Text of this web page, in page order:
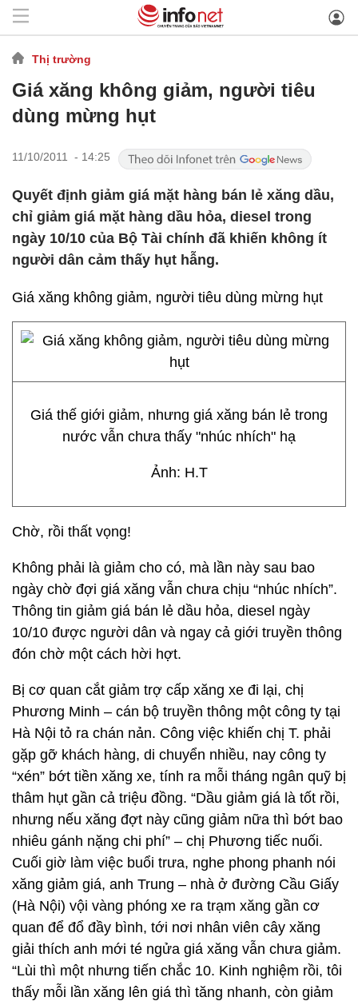
Thị trường
Giá xăng không giảm, người tiêu
dùng mừng hụt
11/10/2011 - 14:25
Quyết định giảm giá mặt hàng bán lẻ xăng dầu,
chỉ giảm giá mặt hàng dầu hỏa, diesel trong
ngày 10/10 của Bộ Tài chính đã khiến không ít
người dân cảm thấy hụt hẫng.
Giá xăng không giảm, người tiêu dùng mừng hụt
Giá thế giới giảm, nhưng giá xăng bán lẻ trong
nước vẫn chưa thấy "nhúc nhích" hạ
Ảnh: H.T
Chờ, rồi thất vọng!
Không phải là giảm cho có, mà lần này sau bao
ngày chờ đợi giá xăng vẫn chưa chịu “nhúc nhích”.
Thông tin giảm giá bán lẻ dầu hỏa, diesel ngày
10/10 được người dân và ngay cả giới truyền thông
đón chờ một cách hời hợt.
Bị cơ quan cắt giảm trợ cấp xăng xe đi lại, chị
Phương Minh – cán bộ truyền thông một công ty tại
Hà Nội tỏ ra chán nản. Công việc khiến chị T. phải
gặp gỡ khách hàng, di chuyển nhiều, nay công ty
“xén” bớt tiền xăng xe, tính ra mỗi tháng ngân quỹ bị
thâm hụt gần cả triệu đồng. “Dầu giảm giá là tốt rồi,
nhưng nếu xăng đợt này cũng giảm nữa thì bớt bao
nhiêu gánh nặng chi phí” – chị Phương tiếc nuối.
Cuối giờ làm việc buổi trưa, nghe phong phanh nói
xăng giảm giá, anh Trung – nhà ở đường Cầu Giấy
(Hà Nội) vội vàng phóng xe ra trạm xăng gần cơ
quan để đổ đầy bình, tới nơi nhân viên cây xăng
giải thích anh mới té ngửa giá xăng vẫn chưa giảm.
“Lùi thì một nhưng tiến chắc 10. Kinh nghiệm rồi, tôi
thấy mỗi lần xăng lên giá thì tăng nhanh, còn giảm